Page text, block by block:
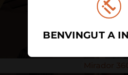
BENVINGUT A